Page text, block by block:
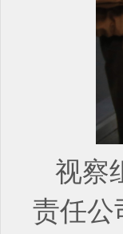
视察
责任公